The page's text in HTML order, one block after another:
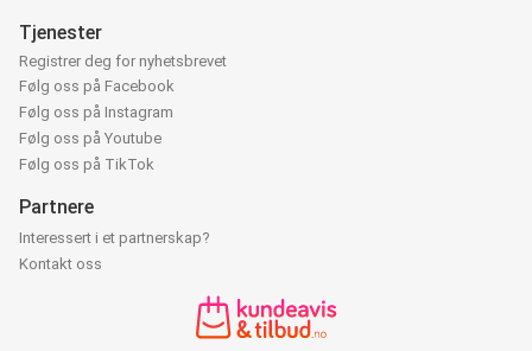
Tjenester
Registrer deg for nyhetsbrevet
Følg oss på Facebook
Følg oss på Instagram
Følg oss på Youtube
Følg oss på TikTok
Partnere
Interessert i et partnerskap?
Kontakt oss